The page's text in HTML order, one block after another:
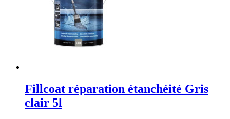
Fillcoat réparation étanchéité Gris
clair 5l